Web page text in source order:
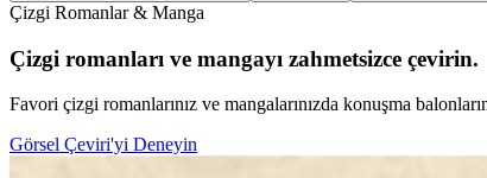
Çizgi Romanlar & Manga
Çizgi romanları ve mangayı zahmetsizce çevirin.
Favori çizgi romanlarınız ve mangalarınızda konuşma
Görsel Çeviri'yi Deneyin